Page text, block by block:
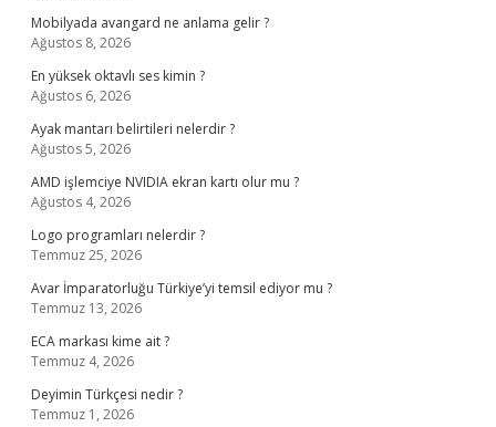
Mobilyada avangard ne anlama gelir ?
Ağustos 8, 2026
En yüksek oktavlı ses kimin ?
Ağustos 6, 2026
Ayak mantarı belirtileri nelerdir ?
Ağustos 5, 2026
AMD işlemciye NVIDIA ekran kartı olur mu ?
Ağustos 4, 2026
Logo programları nelerdir ?
Temmuz 25, 2026
Avar İmparatorluğu Türkiye’yi temsil ediyor mu ?
Temmuz 13, 2026
ECA markası kime ait ?
Temmuz 4, 2026
Deyimin Türkçesi nedir ?
Temmuz 1, 2026